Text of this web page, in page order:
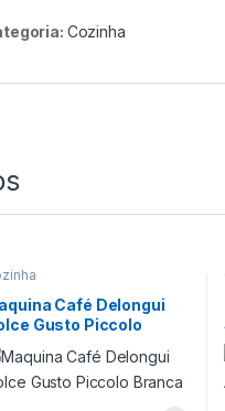
Cozinha
Café Delongui
Gusto Piccolo